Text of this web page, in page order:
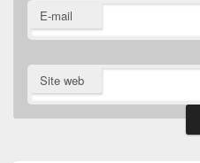
E-mail
Site web